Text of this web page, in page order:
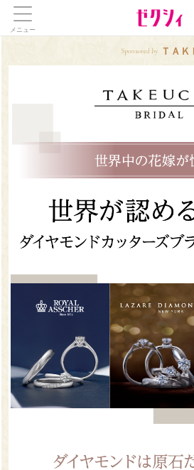
メニュー
ＴＡ